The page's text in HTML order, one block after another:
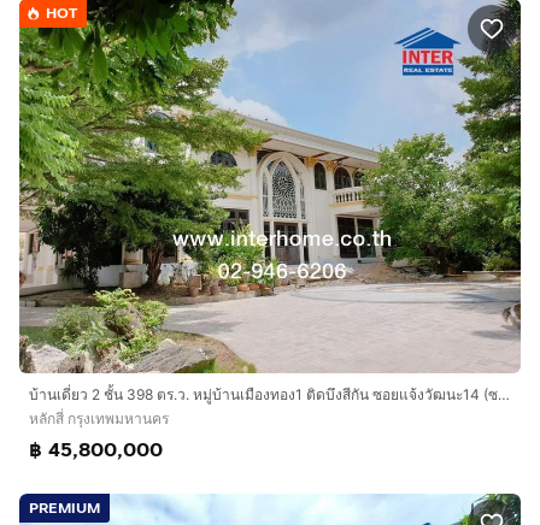
HOT
บ้านเดี่ยว 2 ชั้น 398 ตร.ว. หมู่บ้านเมืองทอง1 ติดบึงสีกัน ซอยแจ้งวัฒนะ14 (ซอยริมพะเยา ) ถนนแจ้งวัฒนะ เขตหลักสี่ กรุงเทพมหานคร
หลักสี่ กรุงเทพมหานคร
฿ 45,800,000
PREMIUM